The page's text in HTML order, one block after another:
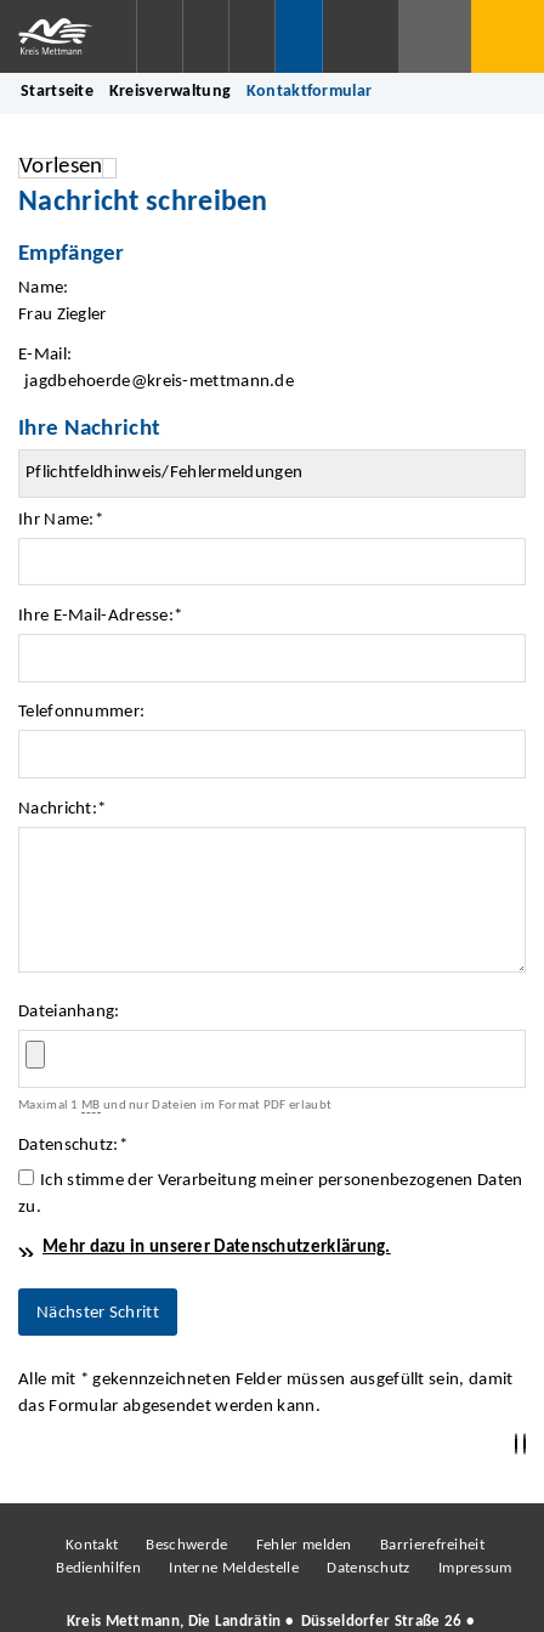
Startseite Kreisverwaltung Kontaktformular
Vorlesen
Nachricht schreiben
Empfänger
Name:
Frau Ziegler
E-Mail:
jagdbehoerde@kreis-mettmann.de
Ihre Nachricht
Ihr Name: *
Ihre E-Mail-Adresse:*
Telefonnummer:
Nachricht:*
Dateianhang:
Maximal 1 MB und nur Dateien im Format PDF erlaubt
Datenschutz: *
Ich stimme der Verarbeitung meiner personenbezogenen Daten
zu.
Mehr dazu in unserer Datenschutzerklärung.
Alle mit * gekennzeichneten Felder müssen ausgefüllt sein, damit
das Formular abgesendet werden kann.
Kontakt Beschwerde Fehler melden
Barrierefreiheit
Bedienhilfen
Interne Meldestelle Datenschutz Impressum
Kreis Mettmann, Die Landrätin • Düsseldorfer Straße 26 •